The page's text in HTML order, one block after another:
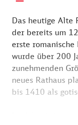
Das heutige Alte
der bereits um
erste
wurde über 200
zunehmenden
neues Rathaus
bis 1410 als
Im 16.